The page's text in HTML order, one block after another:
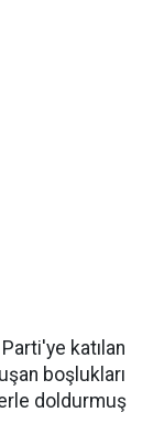
katılan
boşlukları
doldurmuş